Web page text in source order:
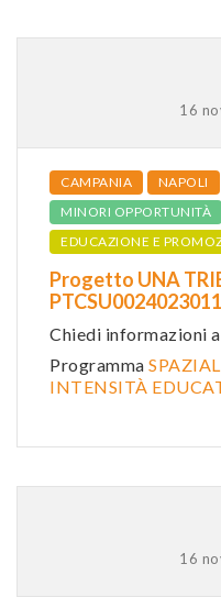
16
CAMPANIA NAPOLI
MINORI OPPORTUNITÀ
EDUCAZIONE E
Progetto UNA
Chiedi informazioni
Programma
INTENSITÀ
16